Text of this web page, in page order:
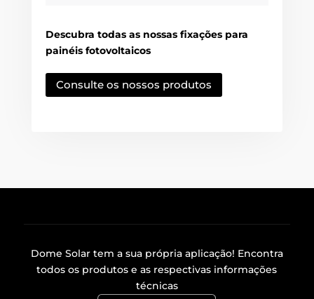
Descubra todas as nossas fixações para
painéis fotovoltaicos
Consulte os nossos produtos
Dome Solar tem a sua própria aplicação! Encontra
todos os produtos e as respectivas informações
técnicas